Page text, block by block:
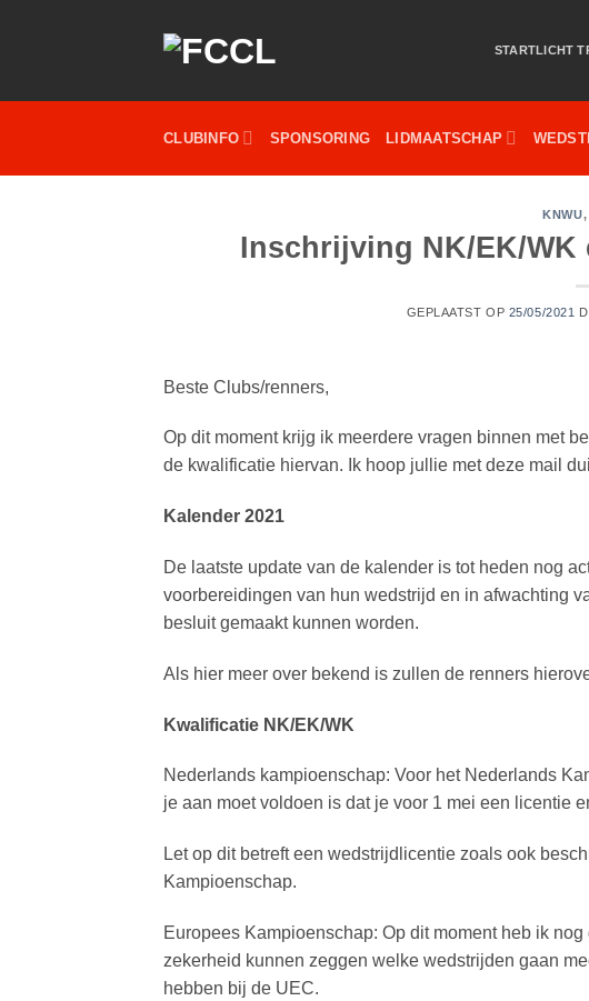
STARTLICHT
CLUBINFO SPONSORING LIDMAATSCHAP
KNWU,
Inschrijving NK/EK/
GEPLAATST OP 25/05/2021
Beste Clubs/renners,
Op dit moment krijg ik meerdere vragen binnen met
de kwalificatie hiervan. Ik hoop jullie met deze mail
Kalender 2021
De laatste update van de kalender is tot heden nog
voorbereidingen van hun wedstrijd en in afwachting
besluit gemaakt kunnen worden.
Als hier meer over bekend is zullen de renners
Kwalificatie NK/EK/WK
Nederlands kampioenschap: Voor het Nederlands
je aan moet voldoen is dat je voor 1 mei een licentie
Let op dit betreft een wedstrijdlicentie zoals ook
Kampioenschap.
Europees Kampioenschap: Op dit moment heb ik
zekerheid kunnen zeggen welke wedstrijden gaan
hebben bij de UEC.